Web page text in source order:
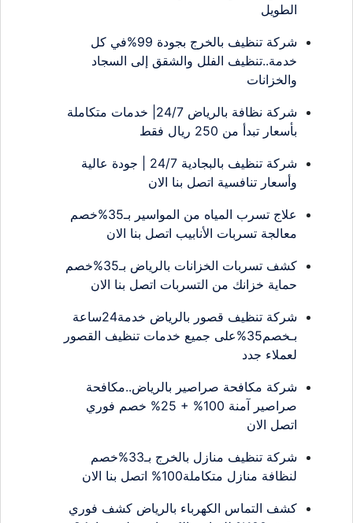
الطويل
شركة تنظيف بالخرج بجودة 99%في كل
خدمة..تنظيف الفلل والشقق إلى السجاد
والخزانات
شركة نظافة بالرياض 24/7| خدمات متكاملة
بأسعار تبدأ من 250 ريال فقط
شركة تنظيف بالبجادية 24/7 | جودة عالية
وأسعار تنافسية اتصل بنا الان
علاج تسرب المياه من المواسير بـ35%خصم
معالجة تسربات الأنابيب اتصل بنا الان
كشف تسربات الخزانات بالرياض بـ35%خصم
حماية خزانك من التسربات اتصل بنا الان
شركة تنظيف قصور بالرياض خدمة24ساعة
بـخصم35%على جميع خدمات تنظيف القصور
لعملاء جدد
شركة مكافحة صراصير بالرياض..مكافحة
صراصير آمنة 100% + 25% خصم فوري
اتصل الان
شركة تنظيف منازل بالخرج بـ33%خصم
لنظافة منازل متكاملة100% اتصل بنا الان
كشف التماس الكهرباء بالرياض كشف فوري